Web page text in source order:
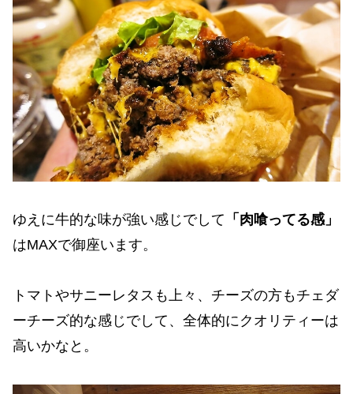
ゆえに牛的な味が強い感じでして 「肉喰ってる感」
はMAXで御座います。
トマトやサニーレタスも上々、チーズの方もチェダ
ーチーズ的な感じでして、全体的にクオリティーは
高いかなと。